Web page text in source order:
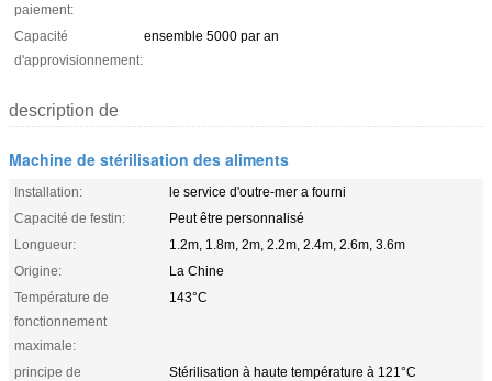
paiement:
Capacité
d'approvisionnement:
ensemble 5000 par an
description de
Machine de stérilisation des aliments
Installation:
le service d'outre-mer a fourni
Capacité de festin:
Peut être personnalisé
Longueur:
1.2m, 1.8m, 2m, 2.2m, 2.4m, 2.6m, 3.6m
Origine:
La Chine
Température de
fonctionnement
maximale:
143°C
principe de
Stérilisation à haute température à 121°C